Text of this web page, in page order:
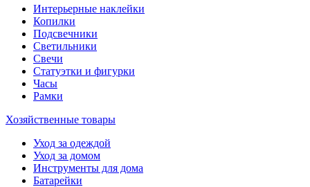
Интерьерные наклейки
Копилки
Подсвечники
Светильники
Свечи
Статуэтки и фигурки
Часы
Рамки
Хозяйственные товары
Уход за одеждой
Уход за домом
Инструменты для дома
Батарейки